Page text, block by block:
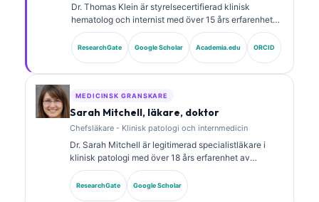
Dr. Thomas Klein är styrelsecertifierad klinisk
hematolog och internist med över 15 års erfarenhet
av laboratoriemedicin och AI-assisterad klinisk
analys. Som Chief Medical Officer på Kantesti AI ger
han klinisk översyn av den medicinska
tolkning av biomarkörer och laboratoriediagnostik
inom laboratoriemedicinska områden.
ResearchGate Google Scholar Academia.edu ORCID
MEDICINSK GRANSKARE
Sarah Mitchell, läkare, doktor
Chefsläkare - Klinisk patologi och internmedicin
Dr. Sarah Mitchell är legitimerad specialistläkare i
klinisk patologi med över 18 års erfarenhet av
laboratoriemedicin och diagnostisk analys. Hon har
specialcertifieringar inom klinisk kemi och har
publicerat omfattande forskning om biomarkörpaneler
ResearchGate Google Scholar